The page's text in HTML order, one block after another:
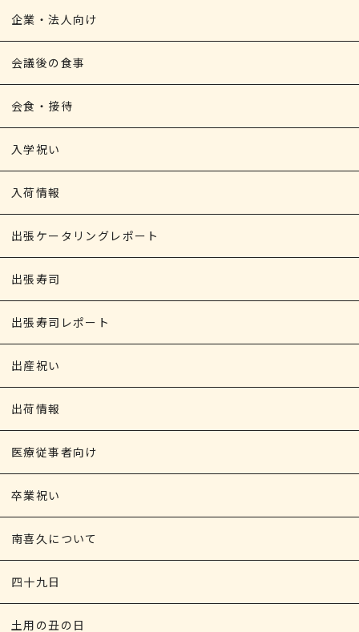
企業・法人向け
会議後の食事
会食・接待
入学祝い
入荷情報
出張ケータリングレポート
出張寿司
出張寿司レポート
出産祝い
出荷情報
医療従事者向け
卒業祝い
南喜久について
四十九日
土用の丑の日